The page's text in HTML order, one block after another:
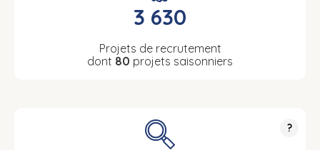
3 630
Projets de recrutement
dont 80 projets saisonniers
?